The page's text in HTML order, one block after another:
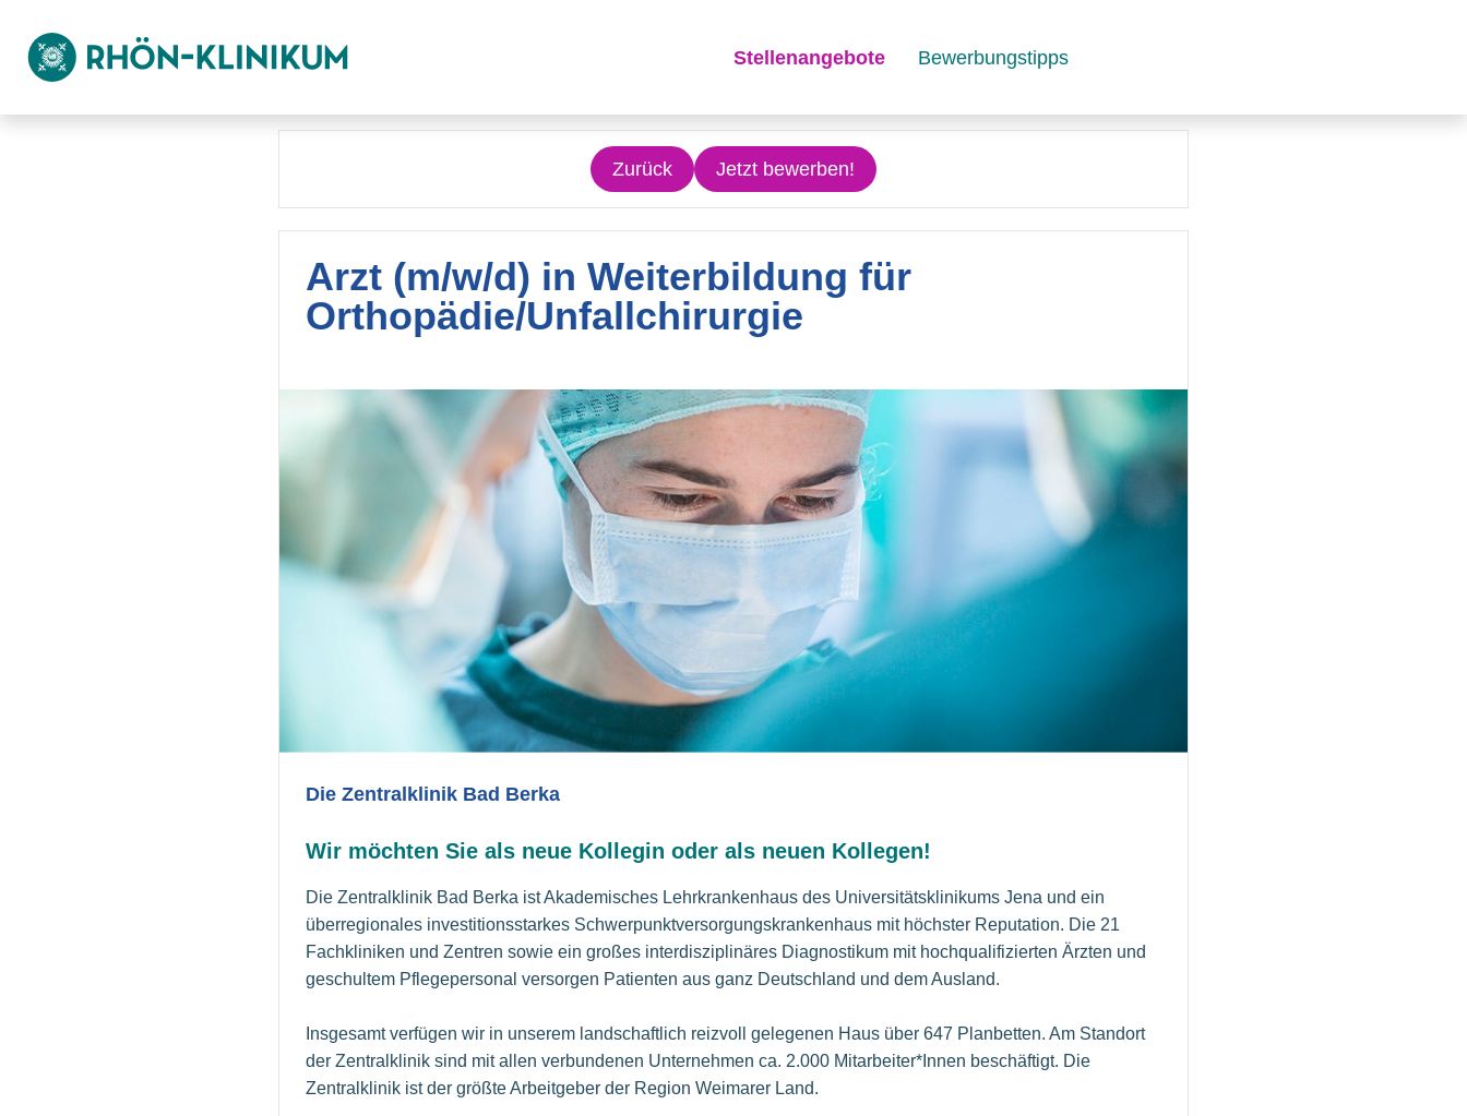
Stellenangebote Bewerbungstipps
Zurück Jetzt bewerben!
Arzt (m/w/d) in Weiterbildung für
Orthopädie/Unfallchirurgie
Die Zentralklinik Bad Berka
Wir möchten Sie als neue Kollegin oder als neuen Kollegen!
Die Zentralklinik Bad Berka ist Akademisches Lehrkrankenhaus des Universitätsklinikums Jena und ein
überregionales investitionsstarkes Schwerpunktversorgungskrankenhaus mit höchster Reputation. Die 21
Fachkliniken und Zentren sowie ein großes interdisziplinäres Diagnostikum mit hochqualifizierten Ärzten und
geschultem Pflegepersonal versorgen Patienten aus ganz Deutschland und dem Ausland.
Insgesamt verfügen wir in unserem landschaftlich reizvoll gelegenen Haus über 647 Planbetten. Am Standort
der Zentralklinik sind mit allen verbundenen Unternehmen ca. 2.000 Mitarbeiter*Innen beschäftigt. Die
Zentralklinik ist der größte Arbeitgeber der Region Weimarer Land.